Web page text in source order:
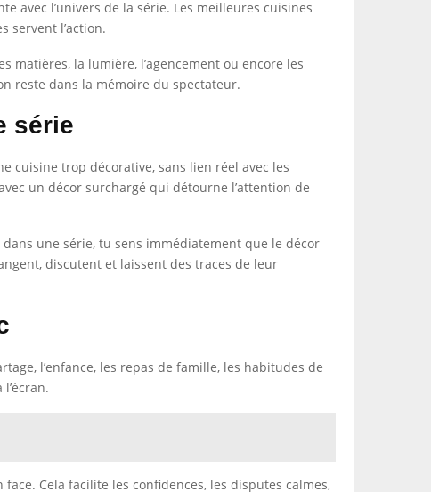
avec l’univers de la série. Les meilleures cuisines
servent l’action.
la lumière, l’agencement ou encore les
reste dans la mémoire du spectateur.
série
cuisine trop décorative, sans lien réel avec les
un décor surchargé qui détourne l’attention de
une série, tu sens immédiatement que le décor
discutent et laissent des traces de leur
l’enfance, les repas de famille, les habitudes de
Cela facilite les confidences, les disputes calmes,